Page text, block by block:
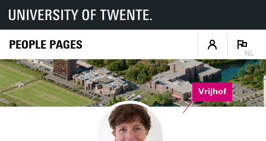
PEOPLE PAGES
NL
Vrijhof